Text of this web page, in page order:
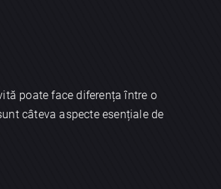
poate face diferența între o
câteva aspecte esențiale de